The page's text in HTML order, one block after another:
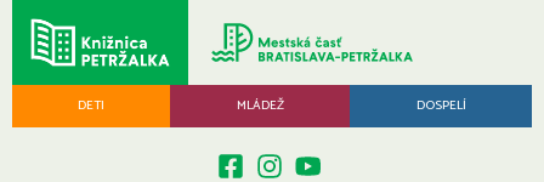
DETI MLÁDEŽ DOSPELÍ